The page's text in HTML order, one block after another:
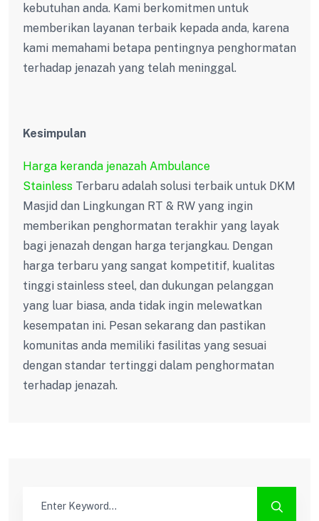
kebutuhan anda. Kami berkomitmen untuk
memberikan layanan terbaik kepada anda, karena
kami memahami betapa pentingnya penghormatan
terhadap jenazah yang telah meninggal.
Kesimpulan
Harga keranda jenazah Ambulance
Stainless Terbaru adalah solusi terbaik untuk DKM
Masjid dan Lingkungan RT & RW yang ingin
memberikan penghormatan terakhir yang layak
bagi jenazah dengan harga terjangkau. Dengan
harga terbaru yang sangat kompetitif, kualitas
tinggi stainless steel, dan dukungan pelanggan
yang luar biasa, anda tidak ingin melewatkan
kesempatan ini. Pesan sekarang dan pastikan
komunitas anda memiliki fasilitas yang sesuai
dengan standar tertinggi dalam penghormatan
terhadap jenazah.